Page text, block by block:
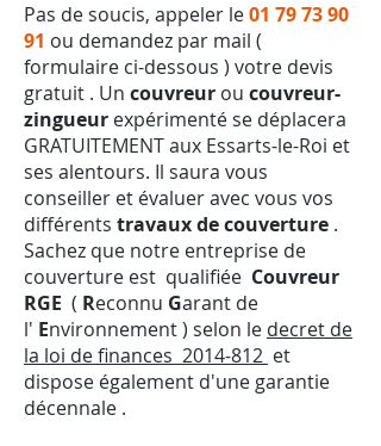
Pas de soucis, appeler le01 79 73 90
91 ou demandez par mail (
formulaire ci-dessous ) votre devis
gratuit . Un couvreur ou couvreur-
zingueur expérimenté se déplacera
GRATUITEMENT aux Essarts-le-Roi et
ses alentours. Il saura vous
conseiller et évaluer avec vous vos
différents travaux de couverture .
Sachez que notre entreprise de
couverture est qualifiée Couvreur
RGE ( Reconnu Garant de
l' Environnement ) selon le decret de
la loi de finances 2014-812 et
dispose également d'une garantie
décennale .